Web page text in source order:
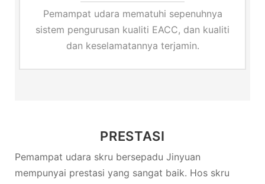
Pemampat udara mematuhi sepenuhnya
sistem pengurusan kualiti EACC, dan kualiti
dan keselamatannya terjamin.
PRESTASI
Pemampat udara skru bersepadu Jinyuan
mempunyai prestasi yang sangat baik. Hos skru